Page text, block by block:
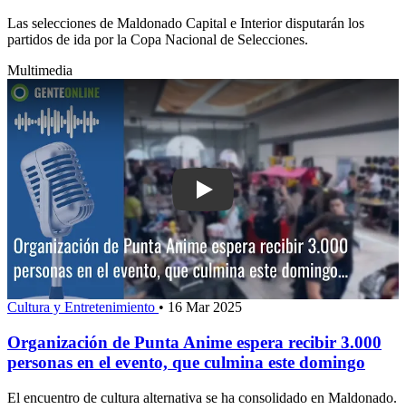
Las selecciones de Maldonado Capital e Interior disputarán los
partidos de ida por la Copa Nacional de Selecciones.
Multimedia
Play: Organización de Punta Anime
Cultura y Entretenimiento • 16 Mar 2025
Organización de Punta Anime espera recibir 3.000
personas en el evento, que culmina este domingo
El encuentro de cultura alternativa se ha consolidado en Maldonado.